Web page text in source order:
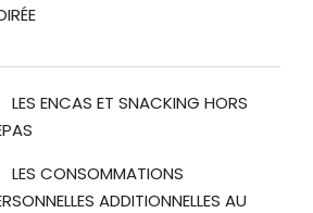
LES ENCAS ET SNACKING HORS
LES CONSOMMATIONS
ADDITIONNELLES AU